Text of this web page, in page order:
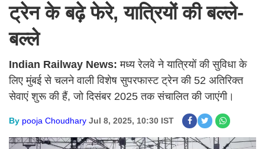
ट्रेन के बढ़े फेरे, यात्रियों की बल्ले-
बल्ले
Indian Railway News:मध्य रेलवे ने यात्रियों की सुविधा के
लिए मुंबई से चलने वाली विशेष सुपरफास्ट ट्रेन की 52 अतिरिक्त
सेवाएं शुरू की हैं, जो दिसंबर 2025 तक संचालित की जाएंगी।
By pooja Choudhary Jul 8, 2025, 10:30 IST